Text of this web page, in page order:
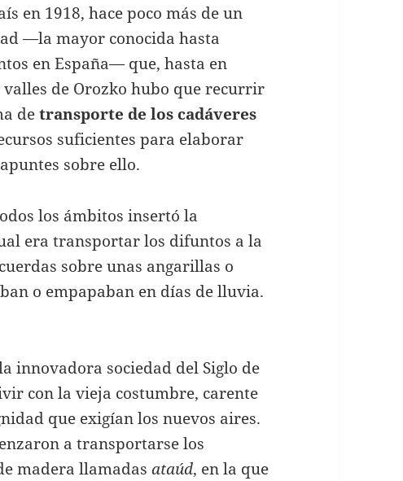
en 1918, hace poco más de un
—la mayor conocida hasta
en España— que, hasta en
de Orozko hubo que recurrir
detransporte de los cadáveres
suficientes para elaborar
sobre ello.
los ámbitos insertó la
era transportar los difuntos a la
sobre unas angarillas o
o empapaban en días de lluvia.
innovadora sociedad del Siglo de
con la vieja costumbre, carente
que exigían los nuevos aires.
a transportarse los
madera llamadasataúd, en la que